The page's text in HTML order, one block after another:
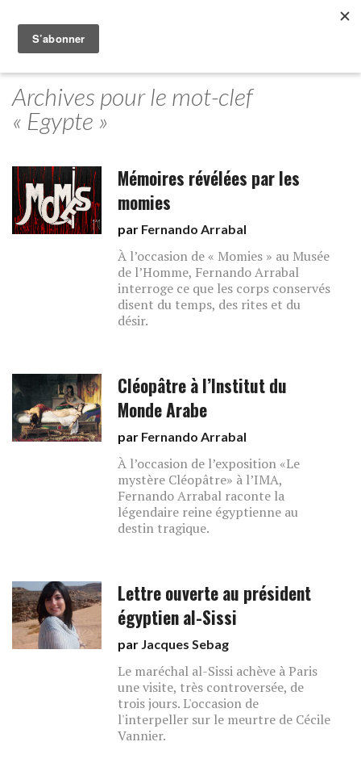
Archives pour le mot-clef
« Egypte »
Mémoires révélées par les
momies
par Fernando Arrabal
À l’occasion de « Momies » au Musée
de l’Homme, Fernando Arrabal
interroge ce que les corps conservés
disent du temps, des rites et du
désir.
Cléopâtre à l’Institut du
Monde Arabe
par Fernando Arrabal
À l’occasion de l’exposition «Le
mystère Cléopâtre» à l’IMA,
Fernando Arrabal raconte la
légendaire reine égyptienne au
destin tragique.
Lettre ouverte au président
égyptien al-Sissi
par Jacques Sebag
Le maréchal al-Sissi achève à Paris
une visite, très controversée, de
trois jours. L'occasion de
l'interpeller sur le meurtre de Cécile
Vannier.